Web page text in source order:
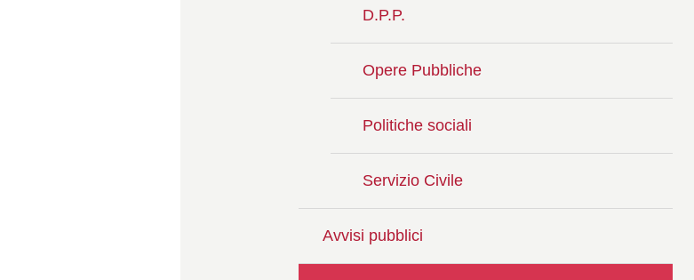
D.P.P.
Opere Pubbliche
Politiche sociali
Servizio Civile
Avvisi pubblici